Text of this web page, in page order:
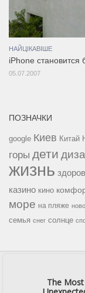
НАЙЦІКАВІШЕ
iPhone
05.07.2007
ПОЗНАЧКИ
google Киев Китай
горы дети
жизнь
казино кино
море на пляже
семья снег солнце